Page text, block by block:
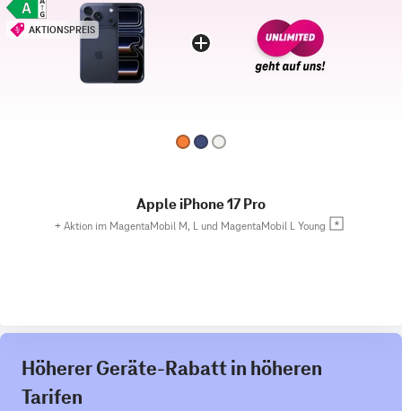
AKTIONSPREIS
Apple iPhone 17 Pro
+ Aktion im MagentaMobil M, L und MagentaMobil L Young
Höherer Geräte-Rabatt in höheren
Tarifen